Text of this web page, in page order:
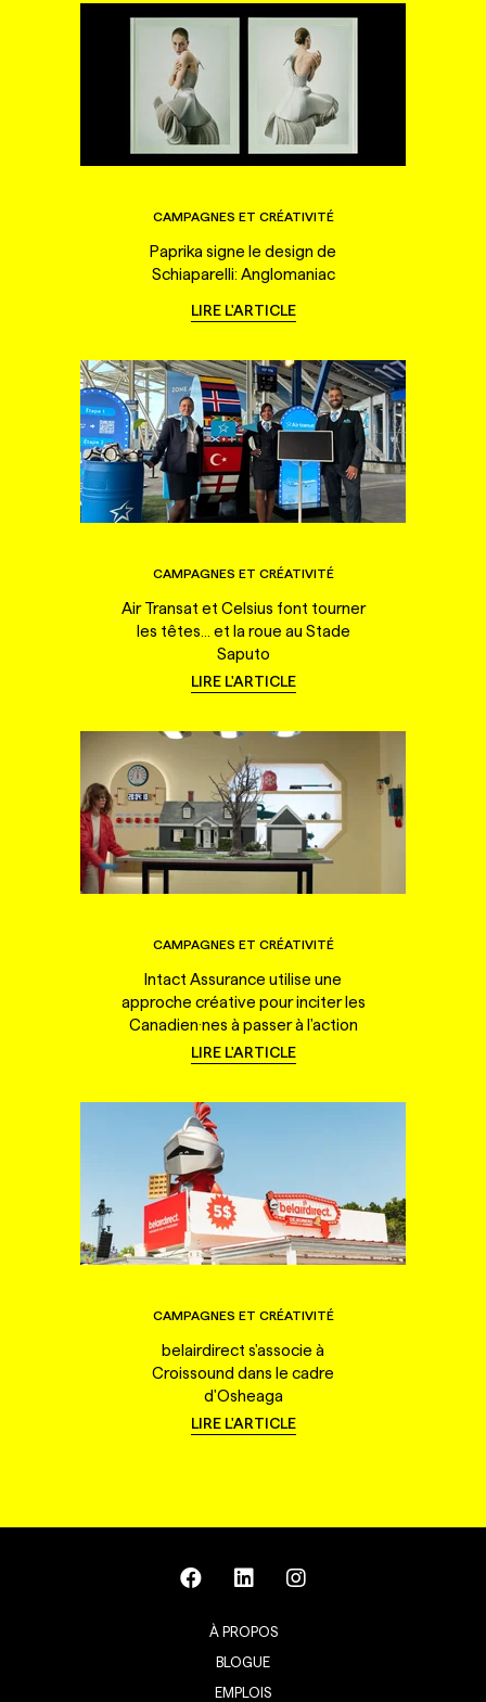
CAMPAGNES ET CRÉATIVITÉ
Paprika signe le design de
Schiaparelli: Anglomaniac
LIRE L'ARTICLE
CAMPAGNES ET CRÉATIVITÉ
Air Transat et Celsius font tourner
les têtes... et la roue au Stade
Saputo
LIRE L'ARTICLE
CAMPAGNES ET CRÉATIVITÉ
Intact Assurance utilise une
approche créative pour inciter les
Canadien·nes à passer à l'action
LIRE L'ARTICLE
CAMPAGNES ET CRÉATIVITÉ
belairdirect s'associe à
Croissound dans le cadre
d'Osheaga
LIRE L'ARTICLE
À PROPOS
BLOGUE
EMPLOIS